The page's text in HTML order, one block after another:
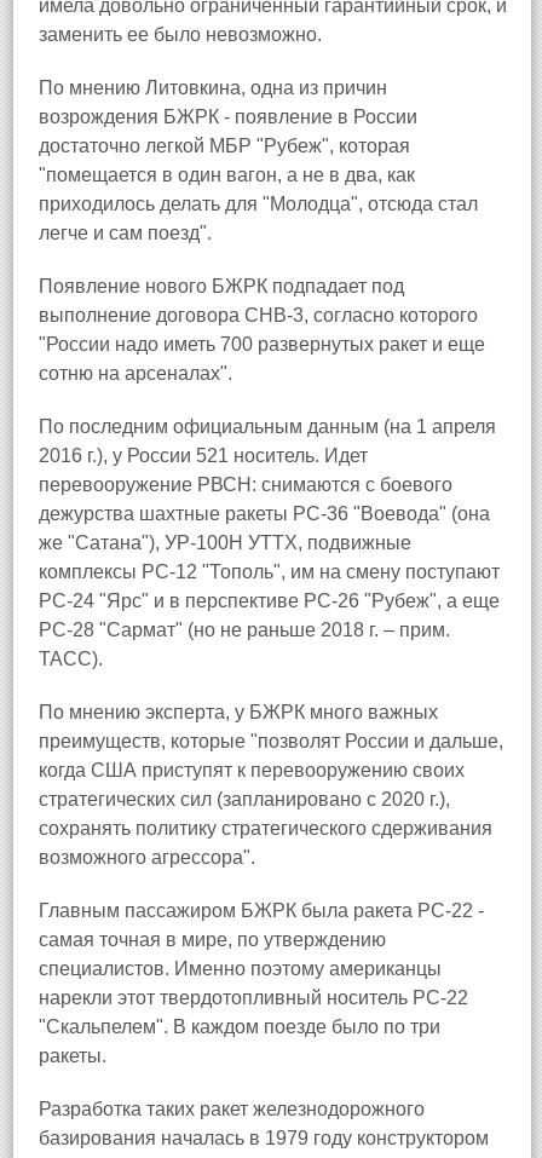
имела довольно ограниченный гарантийный срок, и
заменить ее было невозможно.
По мнению Литовкина, одна из причин
возрождения БЖРК - появление в России
достаточно легкой МБР "Рубеж", которая
"помещается в один вагон, а не в два, как
приходилось делать для "Молодца", отсюда стал
легче и сам поезд".
Появление нового БЖРК подпадает под
выполнение договора СНВ-3, согласно которого
"России надо иметь 700 развернутых ракет и еще
сотню на арсеналах".
По последним официальным данным (на 1 апреля
2016 г.), у России 521 носитель. Идет
перевооружение РВСН: снимаются с боевого
дежурства шахтные ракеты РС-36 "Воевода" (она
же "Сатана"), УР-100Н УТТХ, подвижные
комплексы РС-12 "Тополь", им на смену поступают
РС-24 "Ярс" и в перспективе РС-26 "Рубеж", а еще
РС-28 "Сармат" (но не раньше 2018 г. – прим.
ТАСС).
По мнению эксперта, у БЖРК много важных
преимуществ, которые "позволят России и дальше,
когда США приступят к перевооружению своих
стратегических сил (запланировано с 2020 г.),
сохранять политику стратегического сдерживания
возможного агрессора".
Главным пассажиром БЖРК была ракета РС-22 -
самая точная в мире, по утверждению
специалистов. Именно поэтому американцы
нарекли этот твердотопливный носитель РС-22
"Скальпелем". В каждом поезде было по три
ракеты.
Разработка таких ракет железнодорожного
базирования началась в 1979 году конструктором